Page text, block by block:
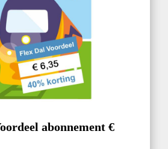
abonnement €